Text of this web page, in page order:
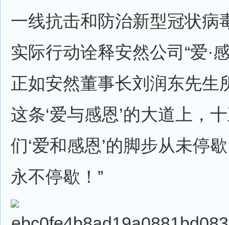
一线抗击和防治新型冠状病
实际行动诠释安然公司“爱·
正如安然董事长刘润东先生
这条‘爱与感恩’的大道上，
们‘爱和感恩’的脚步从未停
永不停歇！”